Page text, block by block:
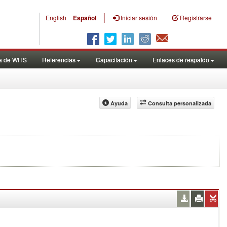
English Español | Iniciar sesión Registrarse
de WITS Referencias Capacitación Enlaces de respaldo
Consulta personalizada
Ayuda